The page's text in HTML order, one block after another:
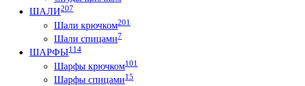
ШАЛИ207
Шали крючком201
Шали спицами7
ШАРФЫ114
Шарфы крючком101
Шарфы спицами15